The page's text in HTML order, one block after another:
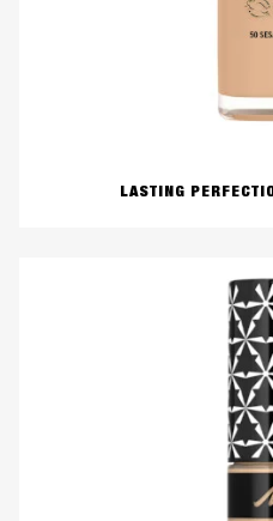
LASTING